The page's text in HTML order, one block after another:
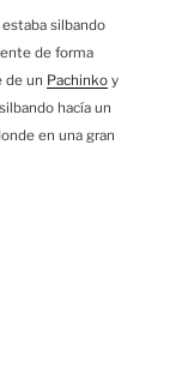
silbando
de forma
de un Pachinko y
hacía un
en una gran